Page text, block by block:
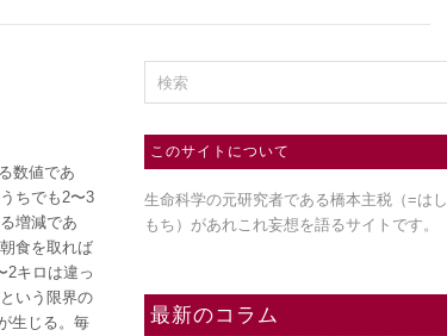
数値であ
ちでも2〜3
増減であ
食を取れば
2キロは違っ
いう限界の
生じる。毎
このサイトについて
生命科学の元研究者である橋本主税（=はし
もち） があれこれ妄想を語るサイトです。
最新のコラム